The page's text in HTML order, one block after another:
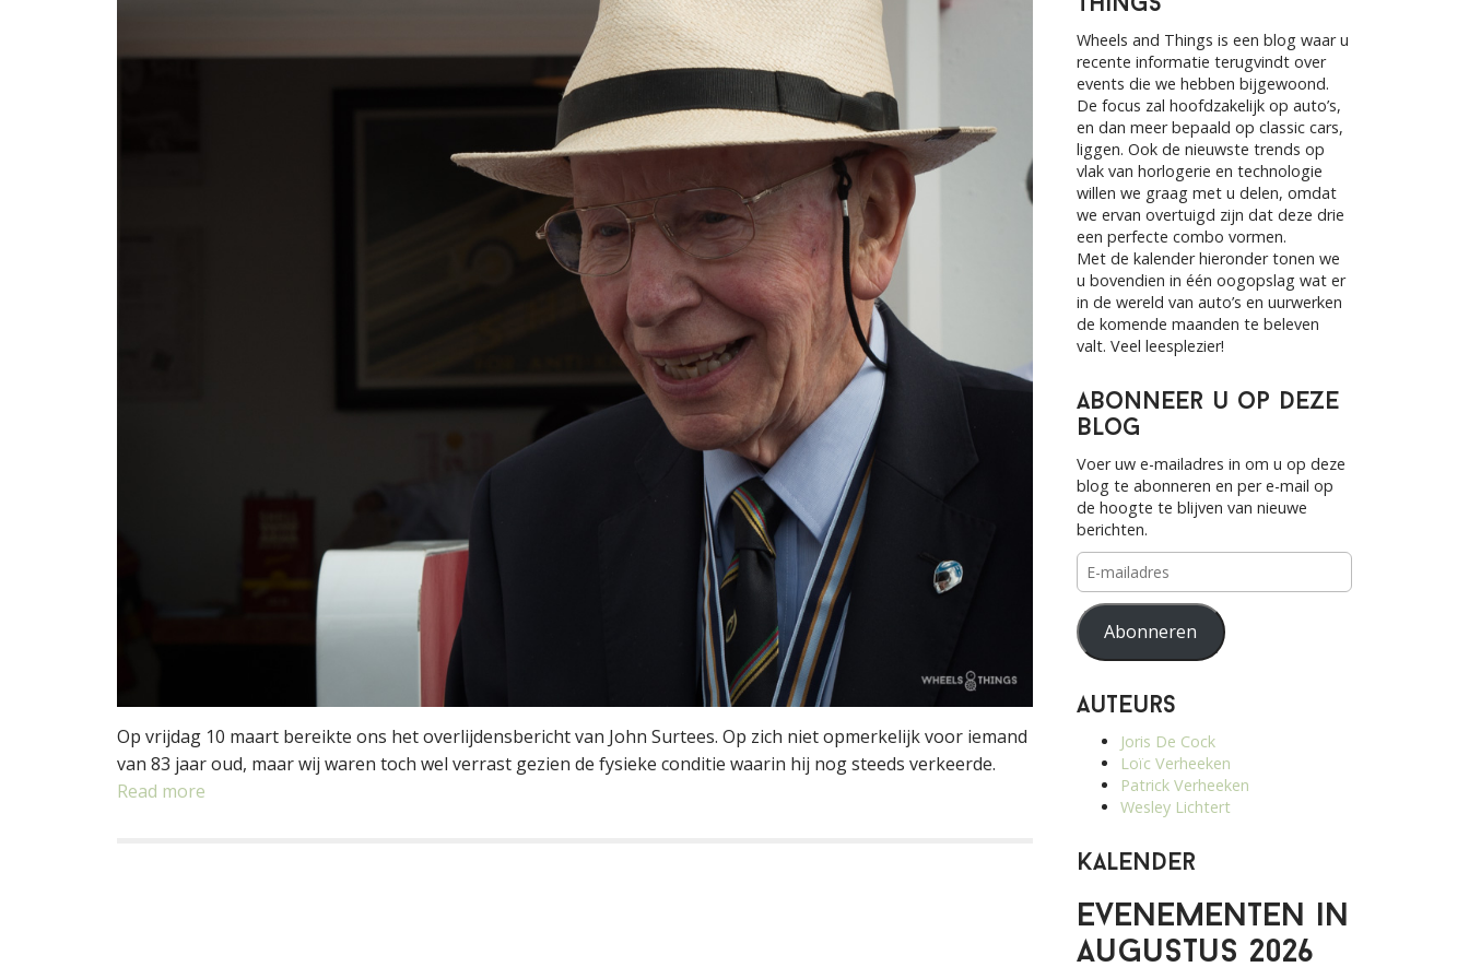
Op vrijdag 10 maart bereikte ons het overlijdensbericht van John Surtees. Op zich niet opmerkelijk voor iemand
van 83 jaar oud, maar wij waren toch wel verrast gezien de fysieke conditie waarin hij nog steeds verkeerde.
Read more
h
o
r
:
Wheels and Things is een blog waar u
recente informatie terugvindt over
events die we hebben bijgewoond.
De focus zal hoofdzakelijk op auto’s,
en dan meer bepaald op classic cars,
liggen. Ook de nieuwste trends op
vlak van horlogerie en technologie
willen we graag met u delen, omdat
we ervan overtuigd zijn dat deze drie
een perfecte combo vormen.
Met de kalender hieronder tonen we
u bovendien in één oogopslag wat er
in de wereld van auto’s en uurwerken
de komende maanden te beleven
valt. Veel leesplezier!
Abonneer u op deze
blog
Voer uw e-mailadres in om u op deze
blog te abonneren en per e-mail op
de hoogte te blijven van nieuwe
berichten.
E-
mailadres
Abonneren
Auteurs
Joris De Cock
Loïc Verheeken
Patrick Verheeken
Wesley Lichtert
Kalender
Evenementen in
augustus 2026